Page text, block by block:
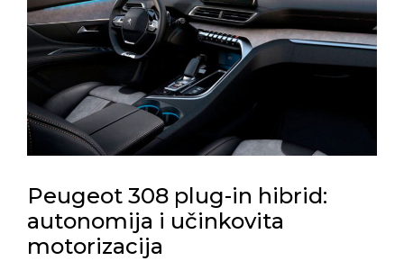
Peugeot 308 plug-in hibrid:
autonomija i učinkovita
motorizacija